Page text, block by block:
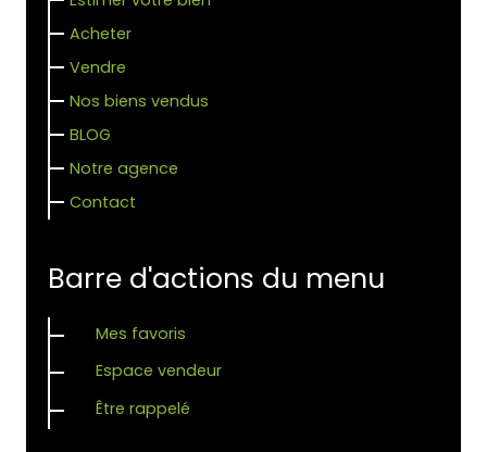
Acheter
Vendre
Nos biens vendus
BLOG
Notre agence
Contact
Barre d'actions du menu
Mes favoris
Espace vendeur
Être rappelé